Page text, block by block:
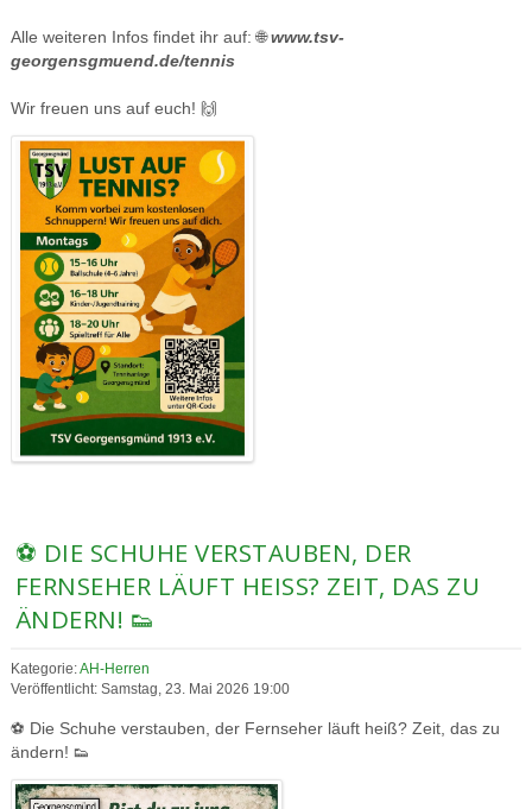
Alle weiteren Infos findet ihr auf: 🌐www.tsv-
georgensgmuend.de/tennis
Wir freuen uns auf euch! 🙌
⚽ DIE SCHUHE VERSTAUBEN, DER
FERNSEHER LÄUFT HEISS? ZEIT, DAS ZU Ä
NDERN! 👟
Kategorie:AH-Herren
Veröffentlicht: Samstag, 23. Mai 2026 19:00
⚽ Die Schuhe verstauben, der Fernseher läuft heiß? Zeit, das zu
ändern! 👟